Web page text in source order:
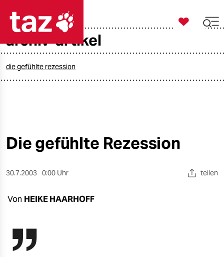
öko
sport
berlin
nord

taz zahl ich
archiv-artikel
die gefühlte rezession
Die gefühlte Rezession
30.7.2003 0:00 Uhr teilen
Von HEIKE HAARHOFF
